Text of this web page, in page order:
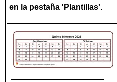
en la pestaña 'Plantillas'.